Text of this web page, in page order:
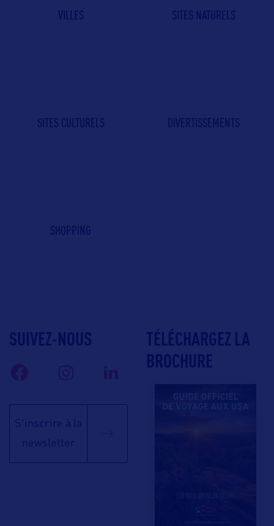
VILLES SITES NATURELS
SITES CULTURELS DIVERTISSEMENTS
SHOPPING
SUIVEZ-NOUS
S'inscrire à la
newsletter
TÉLÉCHARGEZ LA
BROCHURE